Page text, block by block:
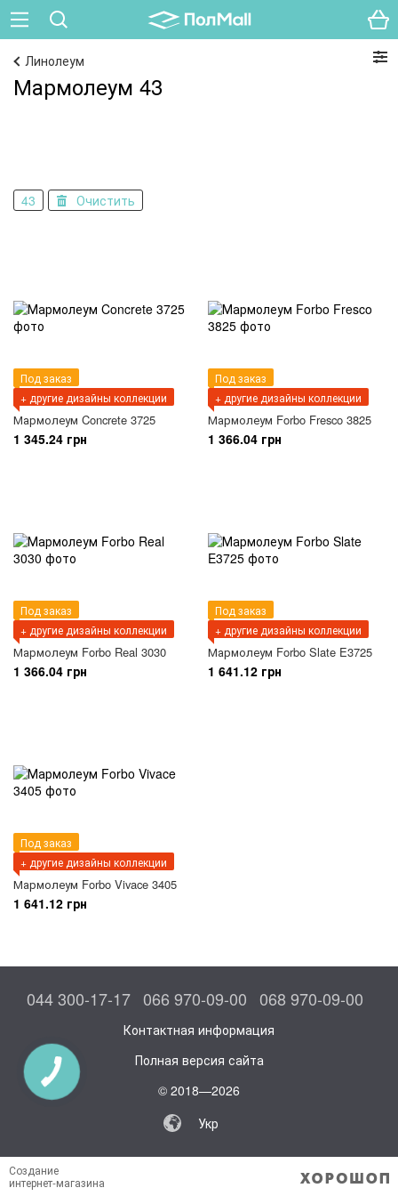
Линолеум
Мармолеум 43
43 Очистить
Под заказ
+ другие дизайны коллекции
Мармолеум Concrete 3725
1 345.24 грн
Под заказ
+ другие дизайны коллекции
Мармолеум Forbo Fresco 3825
1 366.04 грн
Под заказ
+ другие дизайны коллекции
Мармолеум Forbo Real 3030
1 366.04 грн
Под заказ
+ другие дизайны коллекции
Мармолеум Forbo Slate E3725
1 641.12 грн
Под заказ
+ другие дизайны коллекции
Мармолеум Forbo Vivace 3405
1 641.12 грн
044 300-17-17 066 970-09-00 068 970-09-00
Контактная информация
Полная версия сайта
© 2018—2026
Укр
Создание
интернет-магазина